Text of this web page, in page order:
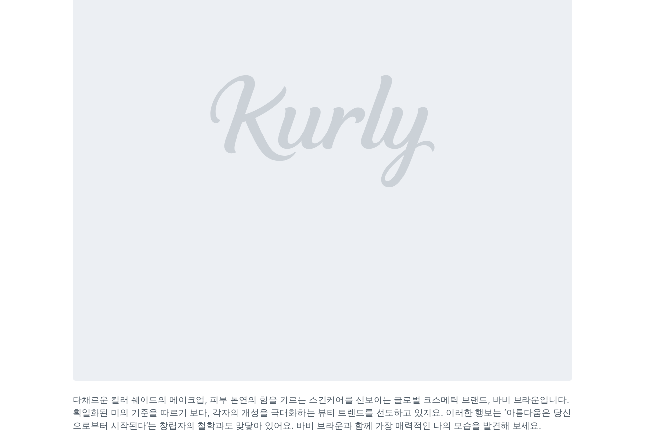
다채로운 컬러 쉐이드의 메이크업, 피부 본연의 힘을 기르는 스킨케어를 선보이는 글로벌 코스메틱 브랜드, 바비 브라운입니다.
획일화된 미의 기준을 따르기 보다, 각자의 개성을 극대화하는 뷰티 트렌드를 선도하고 있지요. 이러한 행보는 ‘아름다움은 당신
으로부터 시작된다’는 창립자의 철학과도 맞닿아 있어요. 바비 브라운과 함께 가장 매력적인 나의 모습을 발견해 보세요.